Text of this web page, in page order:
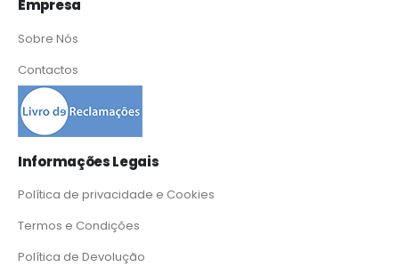
Empresa
Sobre Nós
Contactos
Informações Legais
Política de privacidade e Cookies
Termos e Condições
Política de Devolução